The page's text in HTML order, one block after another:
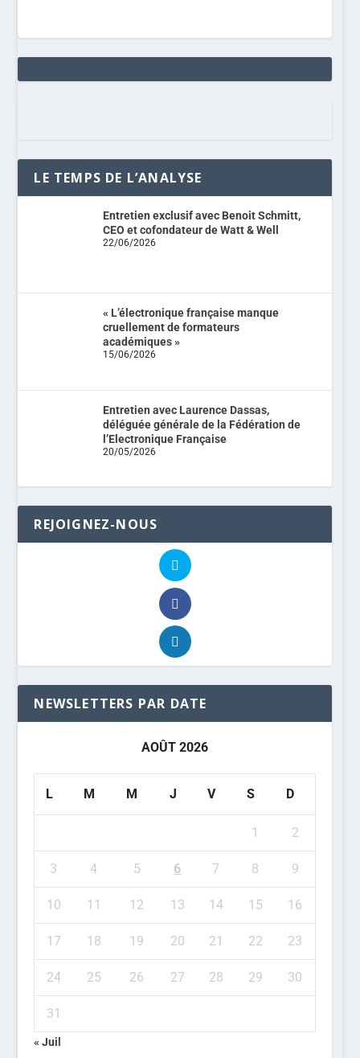
LE TEMPS DE L’ANALYSE
Entretien exclusif avec Benoit Schmitt,
CEO et cofondateur de Watt & Well
22/06/2026
« L’électronique française manque
cruellement de formateurs
académiques »
15/06/2026
Entretien avec Laurence Dassas,
déléguée générale de la Fédération de
l’Electronique Française
20/05/2026
REJOIGNEZ-NOUS
NEWSLETTERS PAR DATE
AOÛT 2026
L M M J V S D
1 2
3 4 5 6 7 8 9
10 11 12 13 14 15 16
17 18 19 20 21 22 23
24 25 26 27 28 29 30
31
« Juil